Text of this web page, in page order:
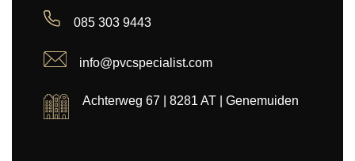
085 303 9443
info@pvcspecialist.com
Achterweg 67 | 8281 AT | Genemuiden